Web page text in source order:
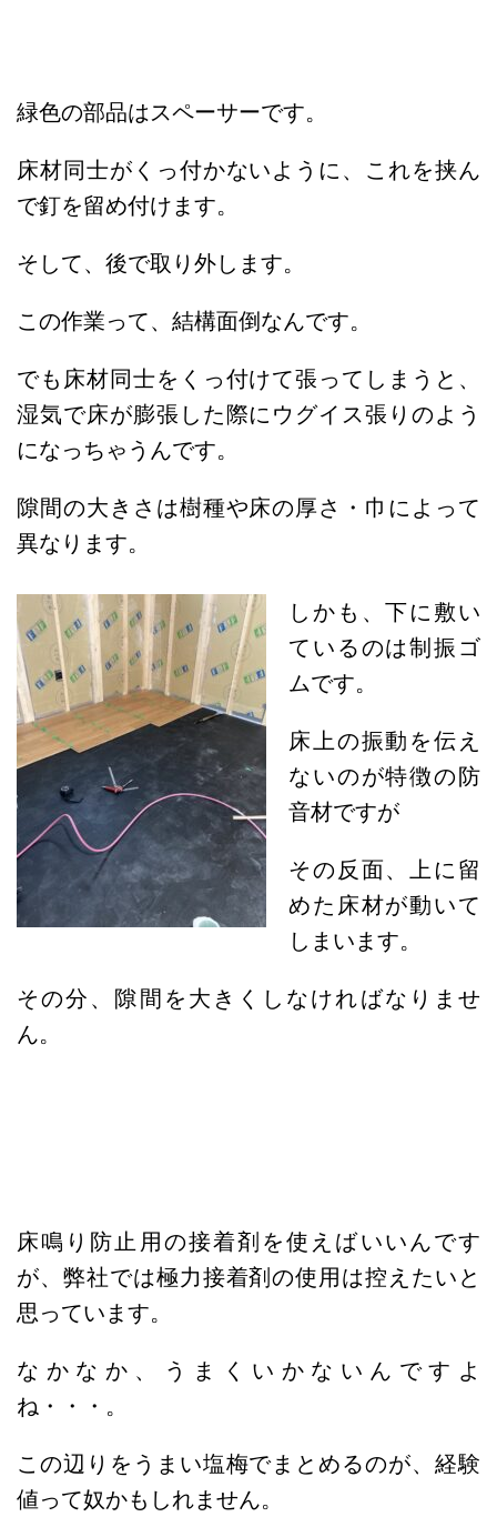
緑色の部品はスペーサーです。
床材同士がくっ付かないように、これを挟ん
で釘を留め付けます。
そして、後で取り外します。
この作業って、結構面倒なんです。
でも床材同士をくっ付けて張ってしまうと、
湿気で床が膨張した際にウグイス張りのよう
になっちゃうんです。
隙間の大きさは樹種や床の厚さ・巾によって
異なります。
しかも、下に敷い
ているのは制振ゴ
ムです。
床上の振動を伝え
ないのが特徴の防
音材ですが
その反面、上に留
めた床材が動いて
しまいます。
その分、隙間を大きくしなければなりませ
ん。
床鳴り防止用の接着剤を使えばいいんです
が、弊社では極力接着剤の使用は控えたいと
思っています。
なかなか、うまくいかないんですよ
ね・・・。
この辺りをうまい塩梅でまとめるのが、経験
値って奴かもしれません。